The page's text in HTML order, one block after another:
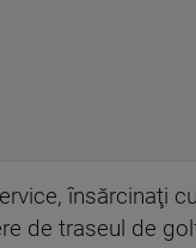
însărcinaţi
de traseul de